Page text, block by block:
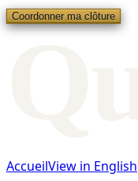
Coordonner ma clôture
AccueilView in English